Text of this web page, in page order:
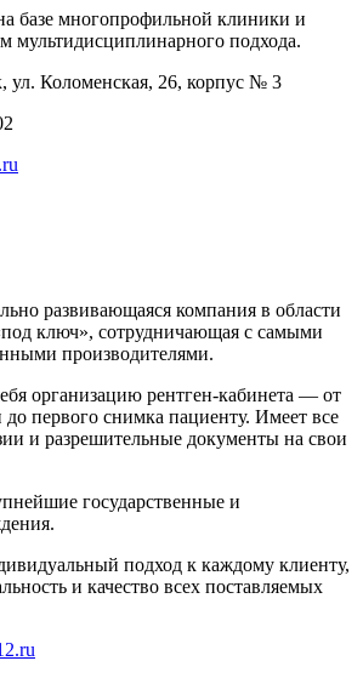
базе многопрофильной клиники и
мультидисциплинарного подхода.
ул. Коломенская, 26, корпус № 3
развивающаяся компания в области
ключ», сотрудничающая с самыми
производителями.
организацию рентген-кабинета — от
первого снимка пациенту. Имеет все
и разрешительные документы на свои
государственные и
подход к каждому клиенту,
и качество всех поставляемых